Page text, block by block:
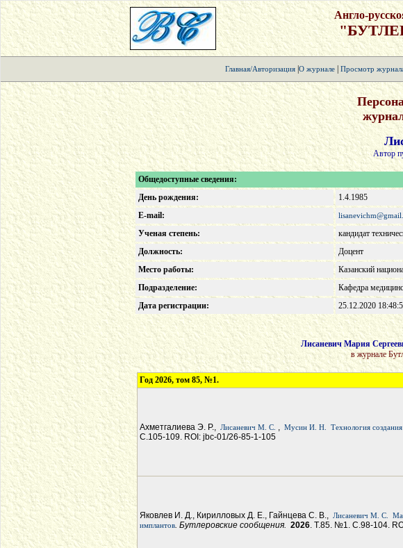
Англо-
Главная/Авторизация| О журнале| Просмотр
Автор
Общедоступные сведения:
День рождения:
1.4.1985
E-mail:
Ученая степень:
кандидат
Должность:
Доцент
Место работы:
Казанский
Подразделение:
Кафедра
Дата регистрации:
25.12.2020
Лисаневич Мария
в журнале
Год 2026, том 85, №1.
Ахметгалиева Э. Р., Лисаневич М. С. , Мусин И. Н. Технология
С.105-109. ROI: jbc-01/26-85-1-105
Яковлев И. Д., Кирилловых Д. Е., Гайнцева С. В., Лисаневич М. С.
имплантов. Бутлеровские сообщения. 2026. Т.85. №1. С.98-104.